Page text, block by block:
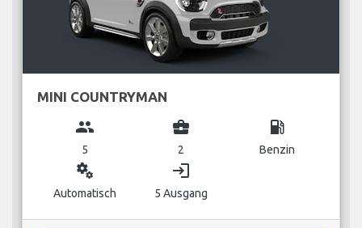
MINI COUNTRYMAN
group
5
business_center
2
local_gas_station
Benzin
miscellaneous_services
Automatisch
login
5 Ausgang